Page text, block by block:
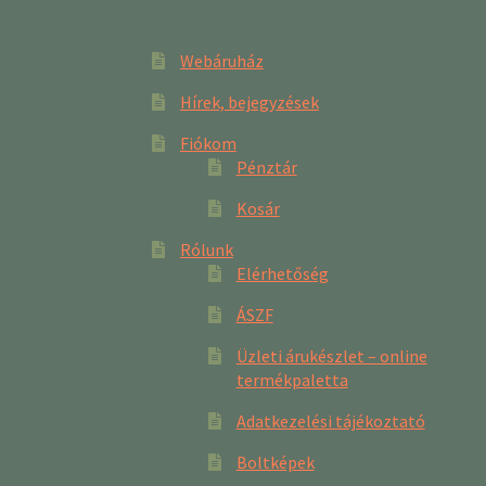
Webáruház
Hírek, bejegyzések
Fiókom
Pénztár
Kosár
Rólunk
Elérhetőség
ÁSZF
Üzleti árukészlet – online
termékpaletta
Adatkezelési tájékoztató
Boltképek